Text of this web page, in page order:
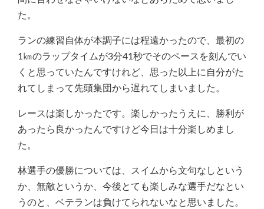
た。
ランの練習自体が本調子には程遠かったので、最初の
1㎞のラップタイムが3分41秒でそのペースを刻んでい
くと思っていたんですけれど、思った以上に自分がた
れてしまって先頭集団から遅れてしまいました。
レースは楽しかったです。楽しかったうえに、勝利が
あったら良かったんですけど今日は十分楽しめまし
た。
林選手の優勝については、スイムから文句なしという
か、無敵というか、今後とても楽しみな選手だなとい
うのと、ベテランは負けてられないなと思いました。